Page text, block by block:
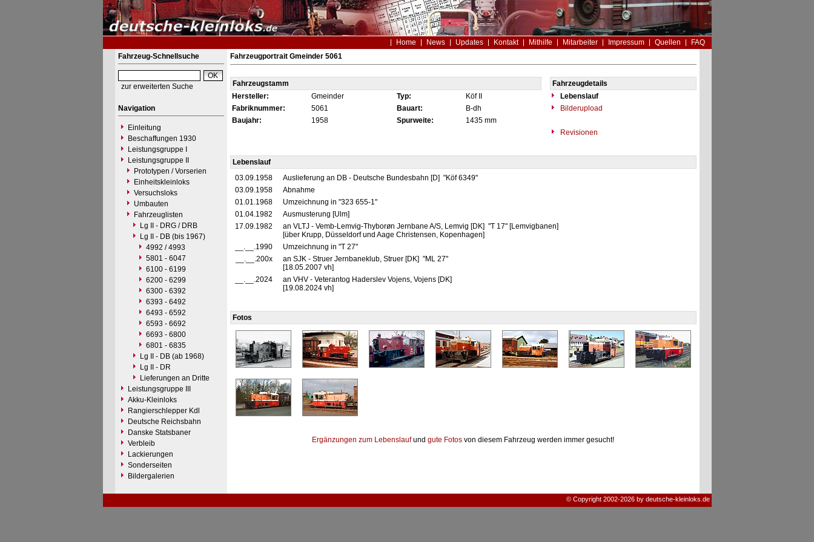
Home News Updates Kontakt Mithilfe Mitarbeiter Impressum Quellen
FAQ
Fahrzeug-Schnellsuche
zur erweiterten Suche
Navigation
Einleitung
Beschaffungen 1930
Leistungsgruppe I
Leistungsgruppe II
Prototypen / Vorserien
Einheitskleinloks
Versuchsloks
Umbauten
Fahrzeuglisten
Lg II - DRG / DRB
Lg II - DB (bis 1967)
4992 / 4993
5801 - 6047
6100 - 6199
6200 - 6299
6300 - 6392
6393 - 6492
6493 - 6592
6593 - 6692
6693 - 6800
6801 - 6835
Lg II - DB (ab 1968)
Lg II - DR
Lieferungen an Dritte
Leistungsgruppe III
Akku-Kleinloks
Rangierschlepper Kdl
Deutsche Reichsbahn
Danske Statsbaner
Verbleib
Lackierungen
Sonderseiten
Bildergalerien
Fahrzeugportrait Gmeinder 5061
Fahrzeugstamm
Fahrzeugdetails
Hersteller:
Gmeinder Typ: Köf II
Lebenslauf
Fabriknummer:
5061 Bauart: B-dh
Bilderupload
Baujahr:
1958 Spurweite:
1435 mm
Revisionen
Lebenslauf
03.09.1958
Auslieferung an DB - Deutsche Bundesbahn [D] "Köf 6349"
03.09.1958
Abnahme
01.01.1968
Umzeichnung in "323 655-1"
01.04.1982
Ausmusterung [Ulm]
17.09.1982
an VLTJ - Vemb-Lemvig-Thyborøn Jernbane A/S, Lemvig [DK] "T 17" [Lemvigbanen]
[über Krupp, Düsseldorf und Aage Christensen, Kopenhagen]
__.__.1990
Umzeichnung in "T 27"
__.__.200x
an SJK - Struer Jernbaneklub, Struer [DK] "ML 27"
[18.05.2007 vh]
__.__.2024
an VHV - Veterantog Haderslev Vojens, Vojens [DK]
[19.08.2024 vh]
Fotos
Ergänzungen zum Lebenslaufund gute Fotos von diesem Fahrzeug werden immer gesucht!
© Copyright 2002-2026 by deutsche-kleinloks.de